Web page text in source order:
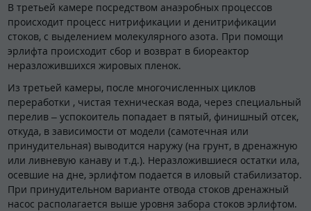
В третьей камере посредством анаэробных процессов
происходит процесс нитрификации и денитрификации
стоков, с выделением молекулярного азота. При помощи
эрлифта происходит сбор и возврат в биореактор
неразложившихся жировых пленок.
Из третьей камеры, после многочисленных циклов
переработки , чистая техническая вода, через специальный
перелив – успокоитель попадает в пятый, финишный отсек,
откуда, в зависимости от модели (самотечная или
принудительная) выводится наружу (на грунт, в дренажную
или ливневую канаву и т.д.). Неразложившиеся остатки ила,
осевшие на дне, эрлифтом подается в иловый стабилизатор.
При принудительном варианте отвода стоков дренажный
насос располагается выше уровня забора стоков эрлифтом.